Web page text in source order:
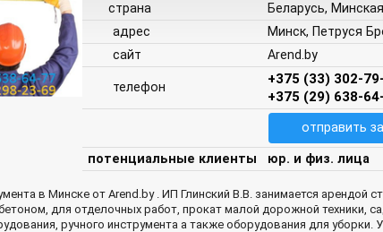
страна
Беларусь,
адрес
Минск, Петруся
сайт
Arend.by
телефон
+375 (33) 302-
+375 (29) 638-
отправить
потенциальные клиенты юр. и физ. лица
в Минске от Arend.by . ИП Глинский В.В. занимается арендой
для отделочных работ, прокат малой дорожной техники,
ручного инструмента а также оборудования для уборки.